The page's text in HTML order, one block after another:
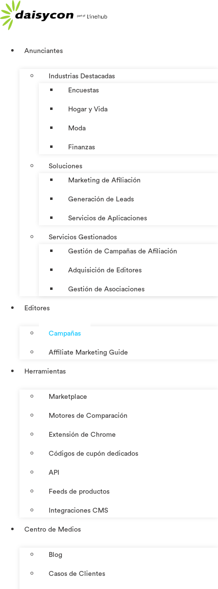
al
contenido
Anunciantes
Industrias Destacadas
Encuestas
Hogar y Vida
Moda
Finanzas
Soluciones
Marketing de Afiliación
Generación de Leads
Servicios de Aplicaciones
Servicios Gestionados
Gestión de Campañas de Afiliación
Adquisición de Editores
Gestión de Asociaciones
Editores
Campañas
Affiliate Marketing Guide
Herramientas
Marketplace
Motores de Comparación
Extensión de Chrome
Códigos de cupón dedicados
API
Feeds de productos
Integraciones CMS
Centro de Medios
Blog
Casos de Clientes